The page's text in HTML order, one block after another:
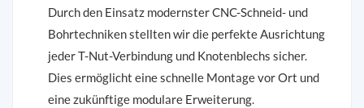
Durch den Einsatz modernster CNC-Schneid- und
Bohrtechniken stellten wir die perfekte Ausrichtung
jeder T-Nut-Verbindung und Knotenblechs sicher.
Dies ermöglicht eine schnelle Montage vor Ort und
eine zukünftige modulare Erweiterung.